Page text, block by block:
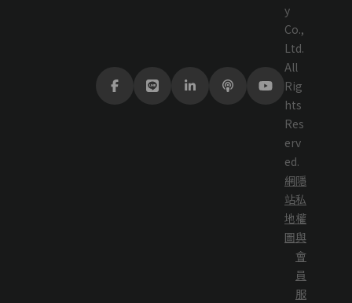
y
Co.,
Ltd.
All
Rig
hts
Res
erv
ed.
網
站
地
圖
隱
私
權
與
會
員
服